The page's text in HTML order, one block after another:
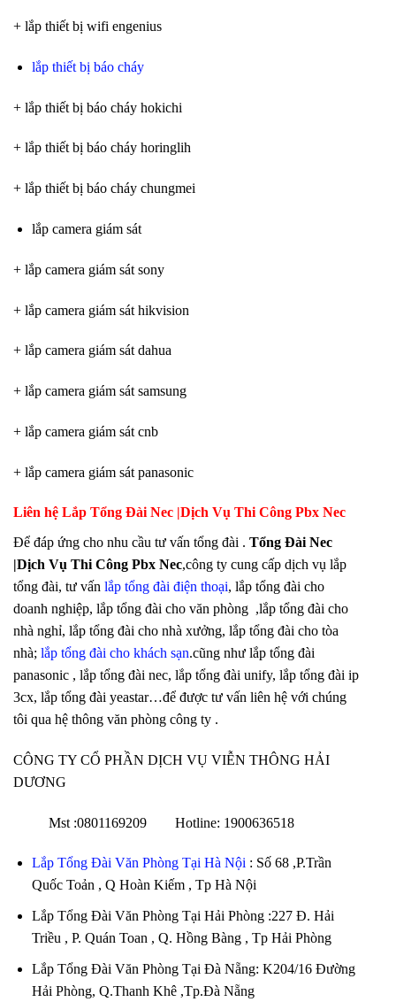
+ lắp thiết bị wifi engenius
lắp thiết bị báo cháy
+ lắp thiết bị báo cháy hokichi
+ lắp thiết bị báo cháy horinglih
+ lắp thiết bị báo cháy chungmei
lắp camera giám sát
+ lắp camera giám sát sony
+ lắp camera giám sát hikvision
+ lắp camera giám sát dahua
+ lắp camera giám sát samsung
+ lắp camera giám sát cnb
+ lắp camera giám sát panasonic
Liên hệ Lắp Tổng Đài Nec |Dịch Vụ Thi Công Pbx Nec
Để đáp ứng cho nhu cầu tư vấn tổng đài . Tổng Đài Nec
|Dịch Vụ Thi Công Pbx Nec,công ty cung cấp dịch vụ lắp
tổng đài, tư vấn lắp tổng đài điện thoại, lắp tổng đài cho
doanh nghiệp, lắp tổng đài cho văn phòng ,lắp tổng đài cho
nhà nghỉ, lắp tổng đài cho nhà xưởng, lắp tổng đài cho tòa
nhà; lắp tổng đài cho khách sạn.cũng như lắp tổng đài
panasonic , lắp tổng đài nec, lắp tổng đài unify, lắp tổng đài ip
3cx, lắp tổng đài yeastar…để được tư vấn liên hệ với chúng
tôi qua hệ thông văn phòng công ty .
CÔNG TY CỔ PHẦN DỊCH VỤ VIỄN THÔNG HẢI
DƯƠNG
Mst :0801169209 Hotline: 1900636518
Lắp Tổng Đài Văn Phòng Tại Hà Nội: Số 68 ,P.Trần
Quốc Toản , Q Hoàn Kiếm , Tp Hà Nội
Lắp Tổng Đài Văn Phòng Tại Hải Phòng :227 Đ. Hải
Triều , P. Quán Toan , Q. Hồng Bàng , Tp Hải Phòng
Lắp Tổng Đài Văn Phòng Tại Đà Nẵng: K204/16 Đường
Hải Phòng, Q.Thanh Khê ,Tp.Đà Nẵng